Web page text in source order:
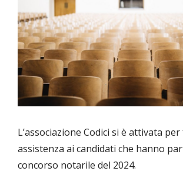
L’associazione Codici si è attivata
assistenza ai candidati che hanno
concorso notarile del 2024.